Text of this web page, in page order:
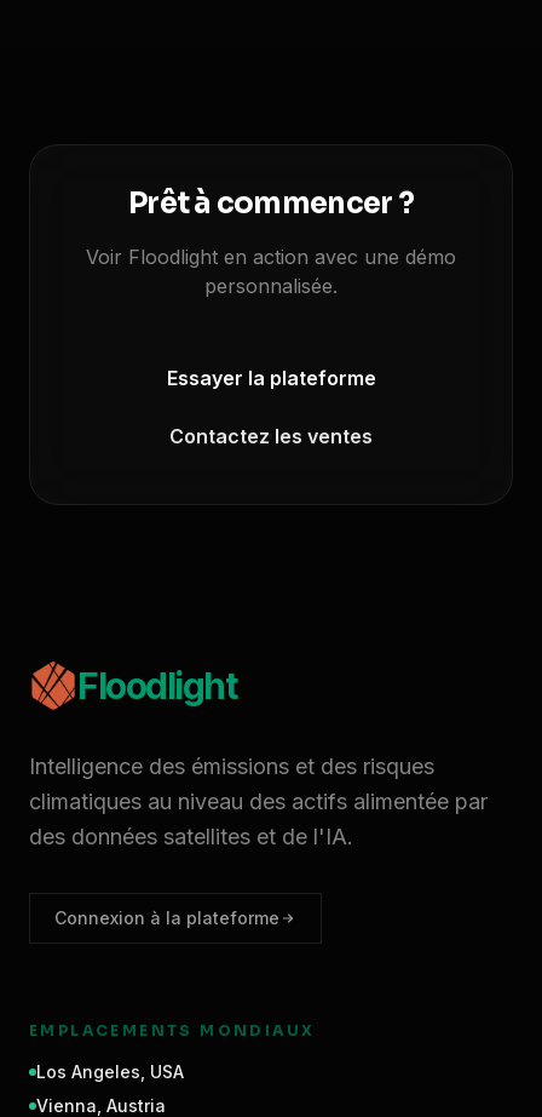
Prêt à commencer ?
Voir Floodlight en action avec une démo
personnalisée.
Essayer la plateforme
Contactez les ventes
Floodlight
Intelligence des émissions et des risques
climatiques au niveau des actifs alimentée par
des données satellites et de l'IA.
Connexion à la plateforme
EMPLACEMENTS MONDIAUX
Los Angeles USA
Vienna Austria